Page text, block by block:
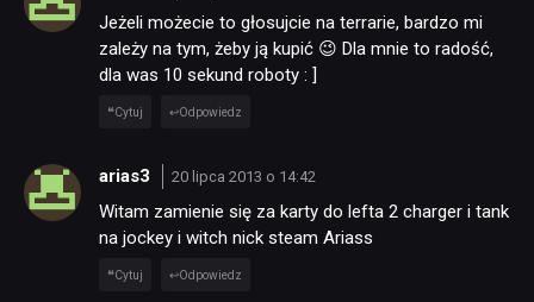
Jeżeli możecie to głosujcie na terrarie, bardzo mi
zależy na tym, żeby ją kupić 😉 Dla mnie to radość,
dla was 10 sekund roboty : ]
Cytuj Odpowiedz
arias3 20 lipca 2013 o 14:42
Witam zamienie się za karty do lefta 2 charger i tank
na jockey i witch nick steam Ariass
Cytuj Odpowiedz